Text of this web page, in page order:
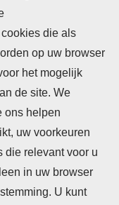
die als
op uw browser
het mogelijk
de site. We
ons helpen
uw voorkeuren
die relevant voor u
in uw browser
U kunt